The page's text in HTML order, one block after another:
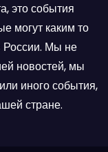
это события
могут каким то
России. Мы не
новостей, мы
иного события,
стране.